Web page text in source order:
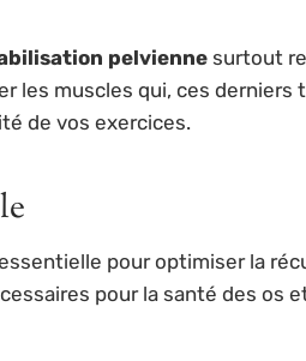
pelvienne surtout
les muscles qui, ces
de vos exercices.
pour optimiser la
pour la santé des os